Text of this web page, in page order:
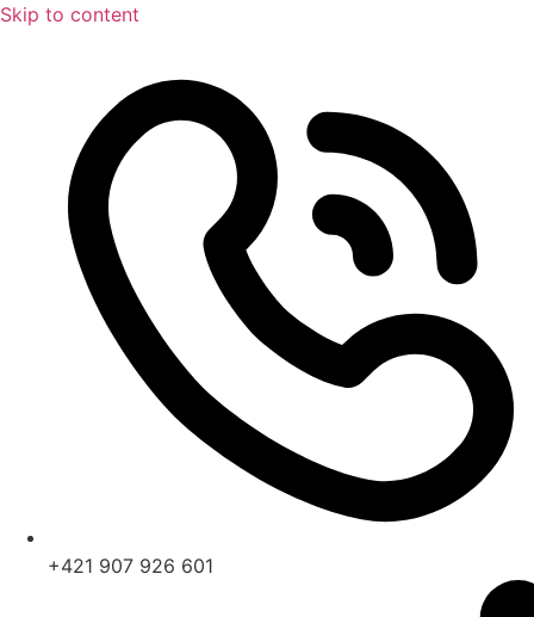
Skip to content
+421 907 926 601